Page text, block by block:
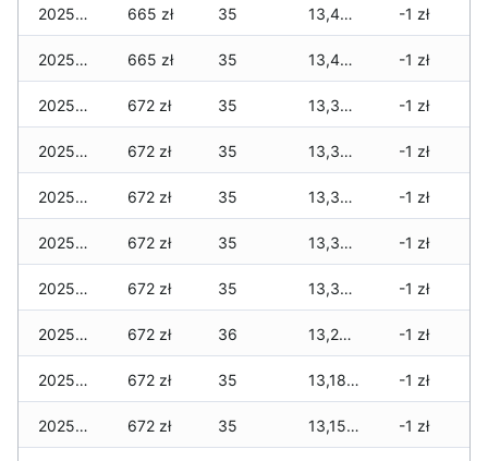
2025-12-27 665 zł 35 13,426 zł -1 zł
2025-12-26 665 zł 35 13,405 zł -1 zł
2025-12-25 672 zł 35 13,370 zł -1 zł
2025-12-24 672 zł 35 13,370 zł -1 zł
2025-12-23 672 zł 35 13,356 zł -1 zł
2025-12-22 672 zł 35 13,349 zł -1 zł
2025-12-21 672 zł 35 13,328 zł -1 zł
2025-12-20 672 zł 36 13,265 zł -1 zł
2025-12-19 672 zł 35 13,181 zł -1 zł
2025-12-18 672 zł 35 13,153 zł -1 zł